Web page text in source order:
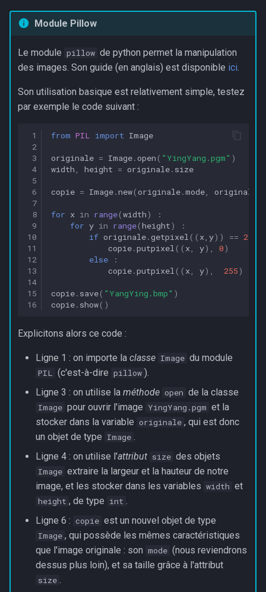
Module Pillow
Le module pillow de python permet la manipulation
des images. Son guide (en anglais) est disponible ici.
Son utilisation basique est relativement simple, testez
par exemple le code suivant :
1
2
3
4
5
6
7
8
9
10
11
12
13
14
15
16
from PIL import Image
originale = Image.open ( "YingYang.pgm" )
width , height = originale. size
copie = Image.new(originale.mode, originale
for x in range(width)
:
for y in range(height)
:
if originale.getpixel (( x, y)) == 255
copie.putpixel (( x, y), 0)
else
:
copie.putpixel (( x, y), 255)
copie. save( "YangYing.bmp" )
copie. show()
Explicitons alors ce code :
Ligne 1 : on importe la classe Image du module
PIL (c'est-à-dire pillow ).
Ligne 3 : on utilise la méthode open de la classe
Image pour ouvrir l'image YingYang.pgm et la
stocker dans la variable originale , qui est donc
un objet de type Image .
Ligne 4 : on utilise l'attribut size des objets
Image extraire la largeur et la hauteur de notre
image, et les stocker dans les variables width et
height , de type int .
Ligne 6 : copie est un nouvel objet de type
Image , qui possède les mêmes caractéristiques
que l'image originale : son mode (nous reviendrons
dessus plus loin), et sa taille grâce à l'attribut
size .